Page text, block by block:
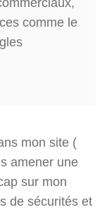
comme le
mon site (
amener une
sur mon
de sécurités et